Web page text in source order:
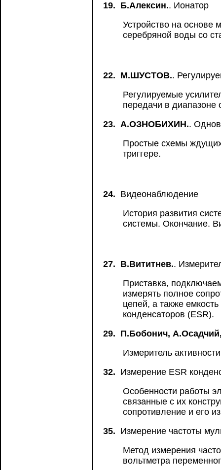
19. Б.Алексин.. Ионатор
Устройство на основе
серебряной воды со
22. М.ШУСТОВ..
Регулируемые
передачи в диапазоне
23. А.ОЗНОБИХИН..
Простые схемы ждущих
триггере.
24. Видеонаблюдение
История развития
системы. Окончание.
27. В.Вититнев..
Приставка,
измерять полное
цепей, а также
конденсаторов (ESR).
29. П.Бобонич,
Измеритель
32. Измерение ESR
Особенности работы
связанные с их
сопротивление и его
35. Измерение частоты
Метод измерения
вольтметра